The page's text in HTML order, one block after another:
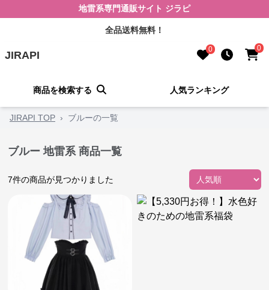
地雷系専門通販サイト ジラピ
全品送料無料！
JIRAPI 0 0
商品を検索する 人気ランキング
JIRAPI TOP › ブルーの一覧
ブルー 地雷系 商品一覧
7件の商品が見つかりました